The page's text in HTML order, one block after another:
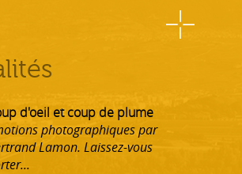
d'oeil et coup de plume
photographiques par
Lamon. Laissez-vous